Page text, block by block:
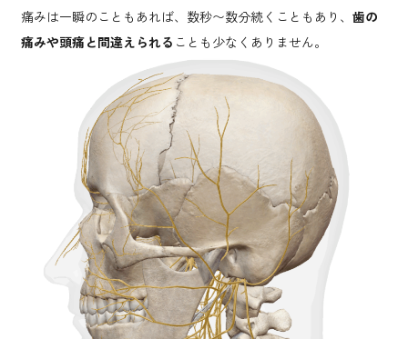
痛みは一瞬のこともあれば、数秒〜数分続くこともあり、 歯の
痛みや頭痛と間違えられる ことも少なくありません。